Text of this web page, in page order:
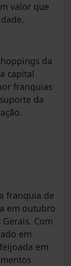
valor que
da
capital
franquias
da
franquia de
em outubro
Com
em
em